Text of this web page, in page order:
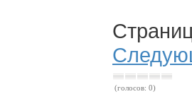
(голосов: 0)